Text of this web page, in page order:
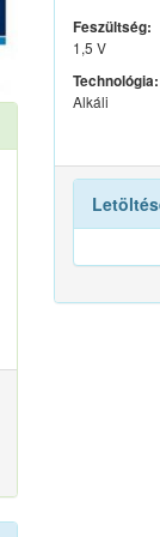
Feszültség:
1,5 V
Technológia:
Alkáli